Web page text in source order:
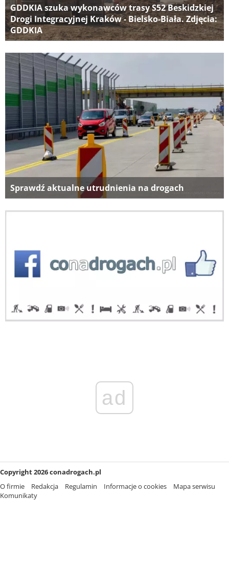
GDDKIA szuka wykonawców trasy S52 Beskidzkiej
Drogi Integracyjnej Kraków - Bielsko-Biała. Zdjęcia:
GDDKIA
Sprawdź aktualne utrudnienia na drogach
ad
Copyright 2026 conadrogach.pl
O firmie
Redakcja Regulamin Informacje o cookies
Mapa serwisu
Komunikaty